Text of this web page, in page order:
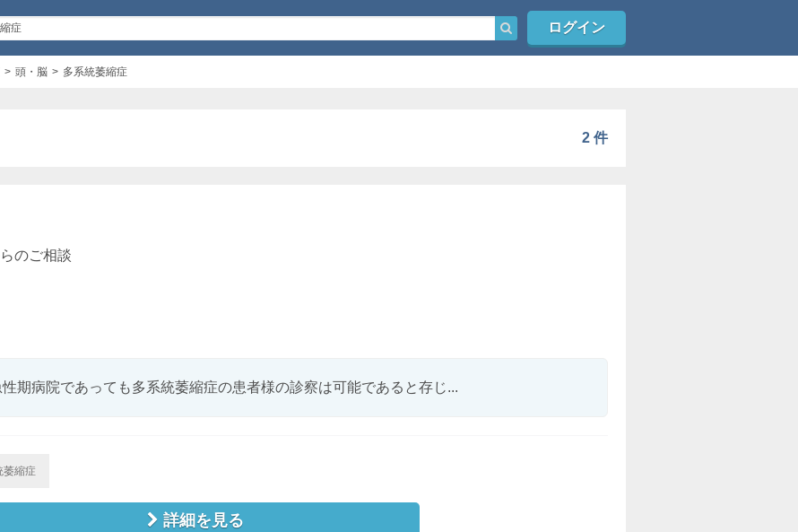
ログイン
頭・脳 多系統萎縮症
2 件
のご相談
期病院であっても多系統萎縮症の患者様の診察は可能であると存じ...
萎縮症
詳細を見る